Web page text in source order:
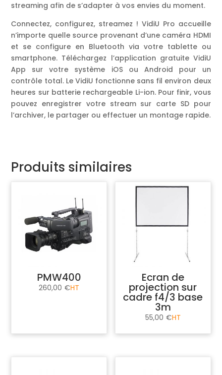
streaming afin de s’adapter à vos envies du moment.
Connectez, configurez, streamez ! VidiU Pro accueille
n’importe quelle source provenant d’une caméra HDMI
et se configure en Bluetooth via votre tablette ou
smartphone. Téléchargez l’application gratuite VidiU
App sur votre système iOS ou Android pour un
contrôle total. Le VidiU fonctionne sans fil environ deux
heures sur batterie rechargeable Li-ion. Pour finir, vous
pouvez enregistrer votre stream sur carte SD pour
l’archiver, le partager ou effectuer un montage rapide.
Produits similaires
PMW400
260,00 €
Ecran de
projection sur
cadre f4/3 base
3m
55,00 €